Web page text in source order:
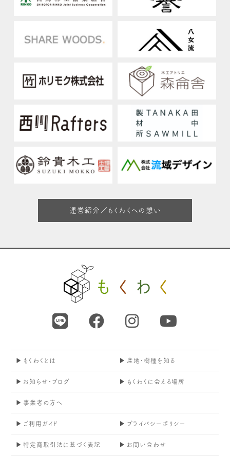
運営紹介／もくわくへの想い
もくわくとは 産地・樹種を知る
お知らせ・ブログ もくわくに会える場所
事業者の方へ
ご利用ガイド プライバシーポリシー
特定商取引法に基づく表記 お問い合わせ